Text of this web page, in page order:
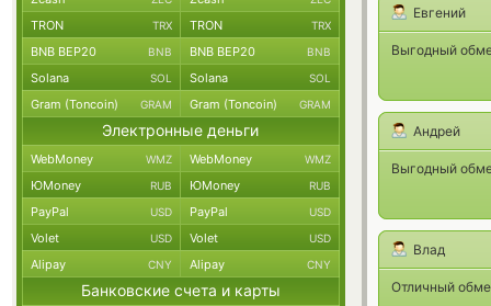
Евгений
Выгодный
Андрей
Выгодный
Влад
Отличный
TRON TRX TRON TRX
BNB BEP20 BNB BNB BEP20 BNB
Solana SOL Solana SOL
Gram (Toncoin) GRAM Gram (Toncoin) GRAM
Электронные деньги
WebMoney WMZ WebMoney WMZ
ЮMoney RUB ЮMoney RUB
PayPal USD PayPal USD
Volet USD Volet USD
Alipay CNY Alipay CNY
Банковские счета и карты